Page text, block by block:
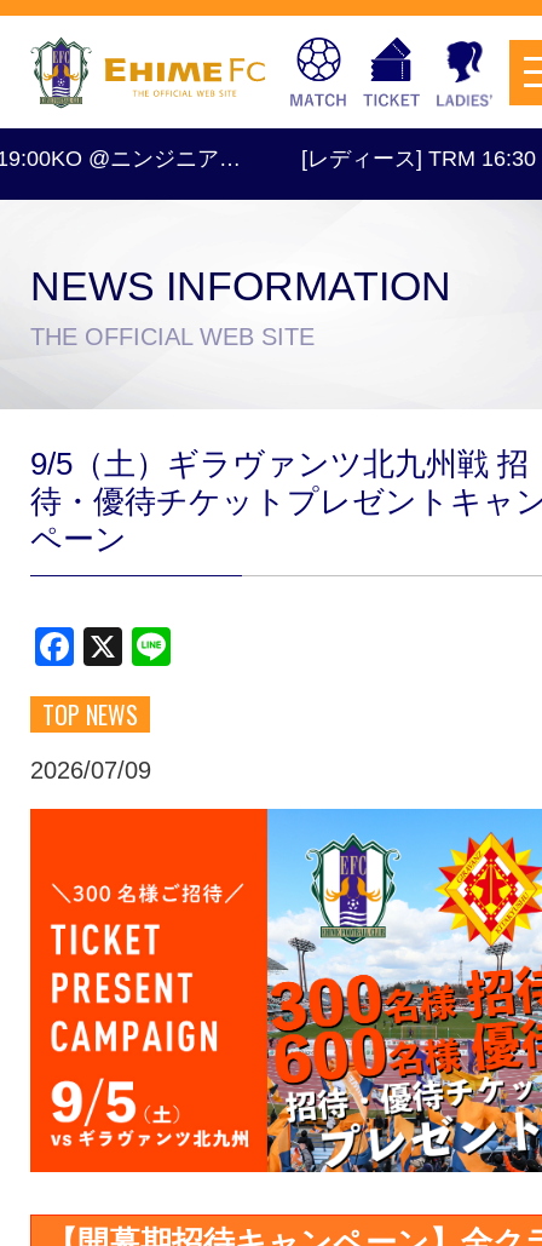
試合日程・結果 アクセス
クラブ・会社情報 レディース
ファンクラブ
チケットを購入
アカデミー
スポンサー グッズ
特設ページ
ニンジニア… [レディース] TRM 16:30 vs グラ
NEWS INFORMATION
THE OFFICIAL WEB SITE
9/5（土）ギラヴァンツ北九州戦 招
待・優待チケットプレゼントキャ
ペーン
Facebook
X
TOP NEWS
2026/07/09